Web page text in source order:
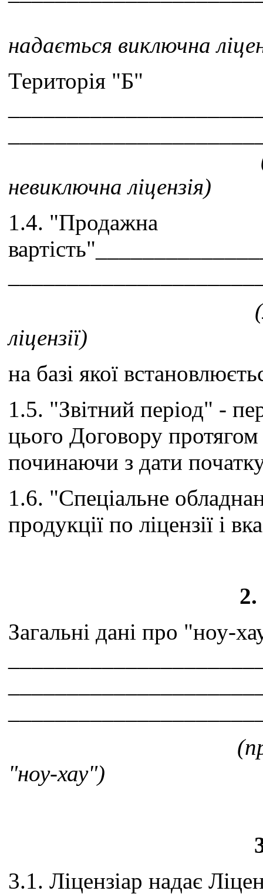
надається виключна
Територія "Б"
невиключна ліцензія)
1.4. "Продажна
(метод
ліцензії)
на базі якої
1.5. "Звітний період" -
цього Договору
починаючи з дати
1.6. "Спеціальне
продукції по ліцензії і
Загальні дані про "ноу-
(призначення,
"ноу-хау")
3.1. Ліцензіар надає